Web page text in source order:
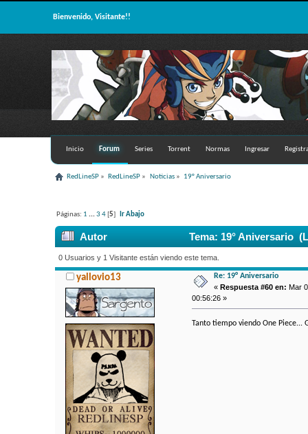
Bienvenido, Visitante!!
Inicio Forum Series Torrent Normas Ingresar
RedLineSP » RedLineSP » Noticias» 19° Aniversario
Páginas: 1 ...3 4[ 5 Ir Abajo
Autor Tema: 19° Aniversario
0 Usuarios y 1 Visitante están viendo este tema.
yallovio13
Re: 19° Aniversario
«Respuesta #60 en: Mar
00:56:26 »
Tanto tiempo viendo One Piece...